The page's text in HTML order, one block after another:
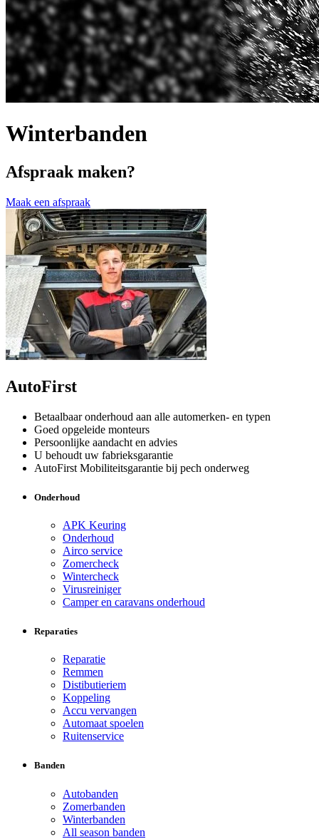
Winterbanden
Afspraak maken?
Maak een afspraak
AutoFirst
Betaalbaar onderhoud aan alle automerken- en typen
Goed opgeleide monteurs
Persoonlijke aandacht en advies
U behoudt uw fabrieksgarantie
AutoFirst Mobiliteitsgarantie bij pech onderweg
Onderhoud
APK Keuring
Onderhoud
Airco service
Zomercheck
Wintercheck
Virusreiniger
Camper en caravans onderhoud
Reparaties
Reparatie
Remmen
Distibutieriem
Koppeling
Accu vervangen
Automaat spoelen
Ruitenservice
Banden
Autobanden
Zomerbanden
Winterbanden
All season banden